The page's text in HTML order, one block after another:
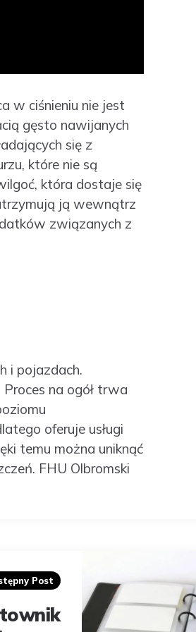
w ciśnieniu nie jest
gęsto nawijanych
się z
które nie są
która dostaje się
ją wewnątrz
związanych z
i pojazdach.
na ogół trwa
oferuje usługi
temu można uniknąć
FHU Olbromski
Post